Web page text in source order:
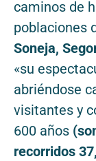
caminos de
poblaciones
Soneja,
«su
abriéndose
visitantes y
600 años
recorridos